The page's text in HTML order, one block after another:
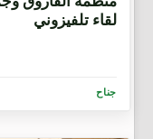
لقاء تلفيزوني
جناح